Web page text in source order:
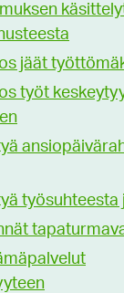
jäät
työt
työsuhteesta